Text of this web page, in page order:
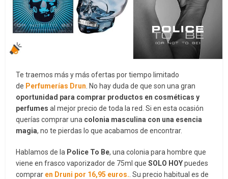
Te traemos más y más ofertas por tiempo limitado
de Perfumerías Drun . No hay duda de que son una gran
oportunidad para comprar productos en cosméticas y
perfumes al mejor precio de toda la red. Si en esta ocasión
querías comprar una colonia masculina con una esencia
magia, no te pierdas lo que acabamos de encontrar.
Hablamos de la Police To Be, una colonia para hombre que
viene en frasco vaporizador de 75ml queSOLO HOYpuedes
comprar en Druni por 16,95 euros. . Su precio habitual es de